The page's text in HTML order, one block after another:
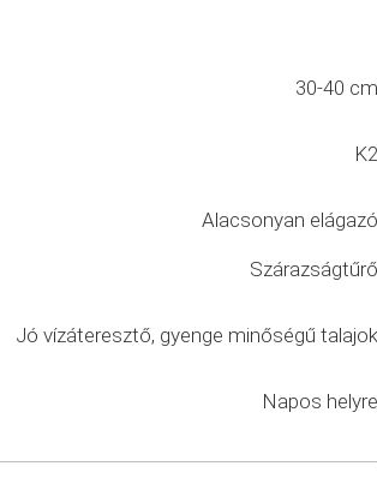
30-40 cm
K2
Alacsonyan elágazó
Szárazságtűrő
Jó vízáteresztő, gyenge minőségű talajok
Napos helyre